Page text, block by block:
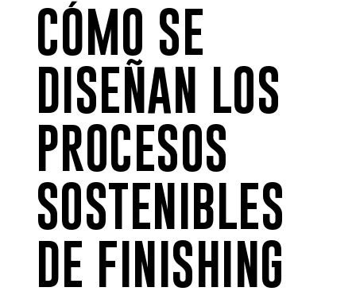
CÓMO SE
DISEÑAN LOS
PROCESOS
SOSTENIBLES
DE FINISHING